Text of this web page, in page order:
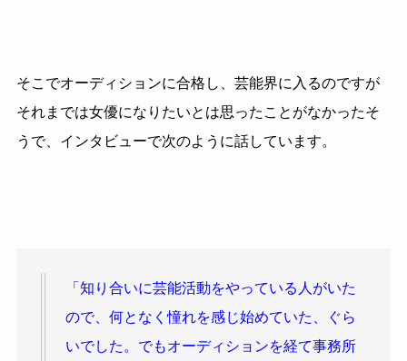
そこでオーディションに合格し、芸能界に入るのですが
それまでは女優になりたいとは思ったことがなかったそ
うで、インタビューで次のように話しています。
「知り合いに芸能活動をやっている人がいた
ので、何となく憧れを感じ始めていた、ぐら
いでした。でもオーディションを経て事務所